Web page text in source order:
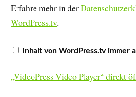
Erfahre mehr in der
WordPress.tv.
Inhalt von WordPress.tv immer
„VideoPress Video Player“ direkt